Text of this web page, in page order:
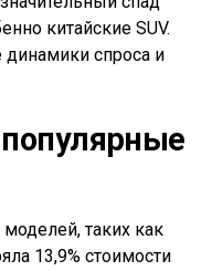
китайские SUV.
спроса и
таких как
13,9% стоимости